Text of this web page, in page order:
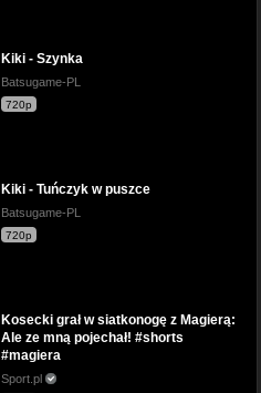
Kiki - Szynka
Batsugame-PL
720p
Kiki - Tuńczyk w puszce
Batsugame-PL
720p
Kosecki grał w siatkonogę z Magierą:
Ale ze mną pojechał! #shorts
#magiera
Sport.pl